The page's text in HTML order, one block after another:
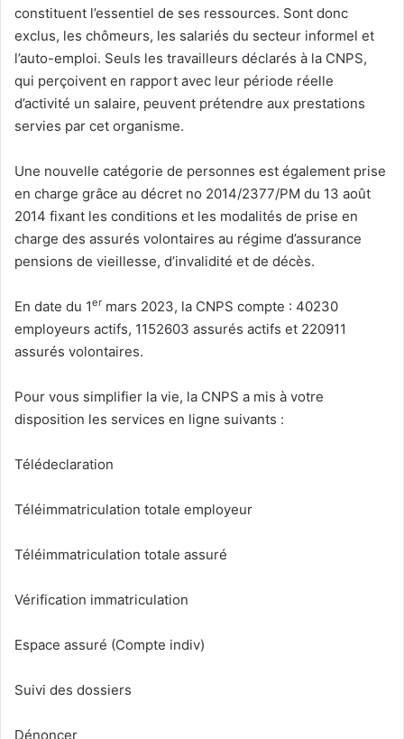
constituent l’essentiel de ses ressources. Sont donc
exclus, les chômeurs, les salariés du secteur informel et
l’auto-emploi. Seuls les travailleurs déclarés à la CNPS,
qui perçoivent en rapport avec leur période réelle
d’activité un salaire, peuvent prétendre aux prestations
servies par cet organisme.
Une nouvelle catégorie de personnes est également prise
en charge grâce au décret no 2014/2377/PM du 13 août
2014 fixant les conditions et les modalités de prise en
charge des assurés volontaires au régime d’assurance
pensions de vieillesse, d’invalidité et de décès.
En date du 1er mars 2023, la CNPS compte : 40230
employeurs actifs, 1152603 assurés actifs et 220911
assurés volontaires.
Pour vous simplifier la vie, la CNPS a mis à votre
disposition les services en ligne suivants :
Télédeclaration
Téléimmatriculation totale employeur
Téléimmatriculation totale assuré
Vérification immatriculation
Espace assuré (Compte indiv)
Suivi des dossiers
Dénoncer